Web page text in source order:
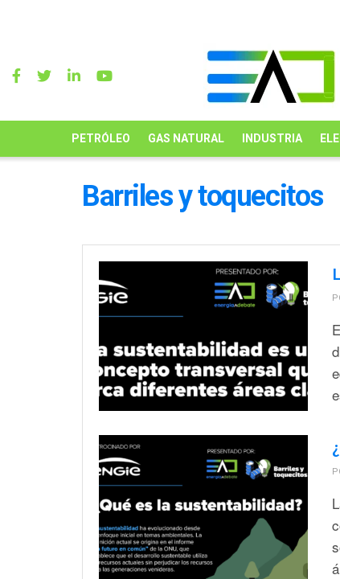
PETRÓLEO GAS NATURAL INDUSTRIA
Barriles y toquecitos